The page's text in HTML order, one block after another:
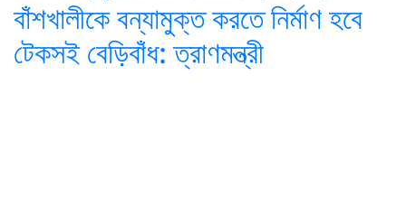
বাঁশখালীকে বন্যামুক্ত করতে নির্মাণ হবে
টেকসই বেড়িবাঁধ: ত্রাণমন্ত্রী